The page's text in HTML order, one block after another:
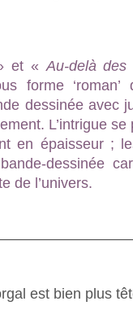
et «Au-delà
forme
dessinée avec
L’intrigue
en épaisseur ;
dessinée
de l’univers.
est bien plus